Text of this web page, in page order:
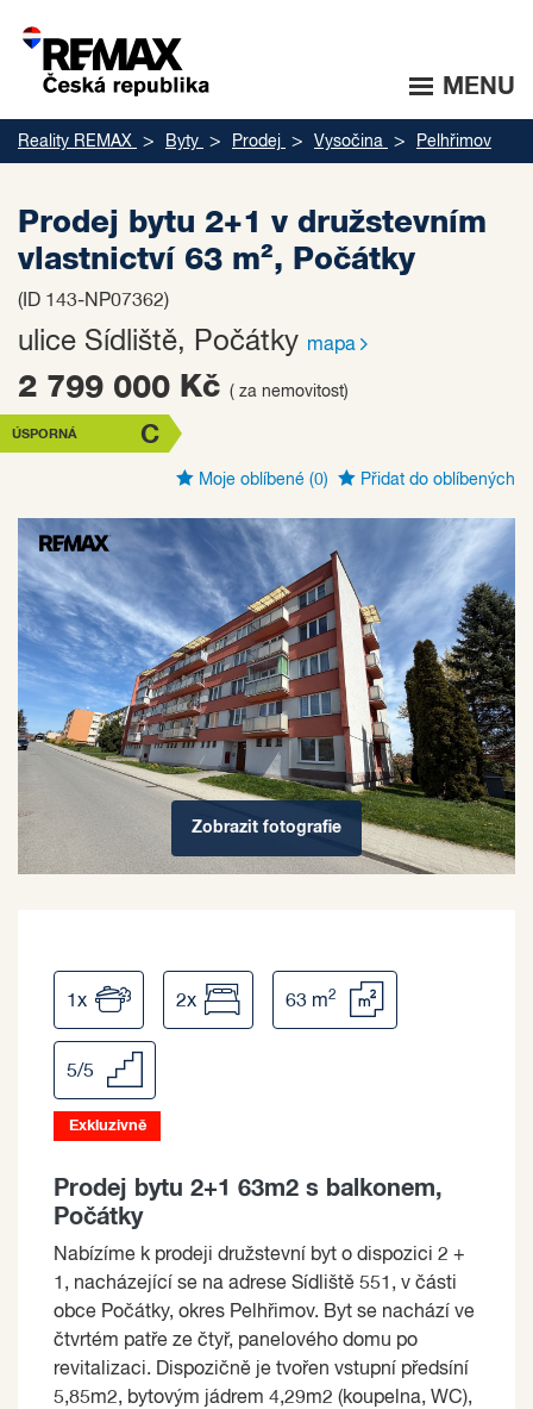
MENU
Reality REMAX Byty Prodej Vysočina Pelhřimov
Prodej bytu 2+1 v družstevním
vlastnictví 63 m², Počátky
(ID 143-NP07362)
ulice Sídliště, Počátky mapa
2 799 000 Kč ( za nemovitost)
C
ÚSPORNÁ
Moje oblíbené (0) Přidat do oblíbených
Zobrazit fotografie
1x 2x 63 m2
5/5
Exkluzivně
Prodej bytu 2+1 63m2 s balkonem,
Počátky
Nabízíme k prodeji družstevní byt o dispozici 2 +
1, nacházející se na adrese Sídliště 551, v části
obce Počátky, okres Pelhřimov. Byt se nachází ve
čtvrtém patře ze čtyř, panelového domu po
revitalizaci. Dispozičně je tvořen vstupní předsíní
5,85m2, bytovým jádrem 4,29m2 (koupelna, WC),